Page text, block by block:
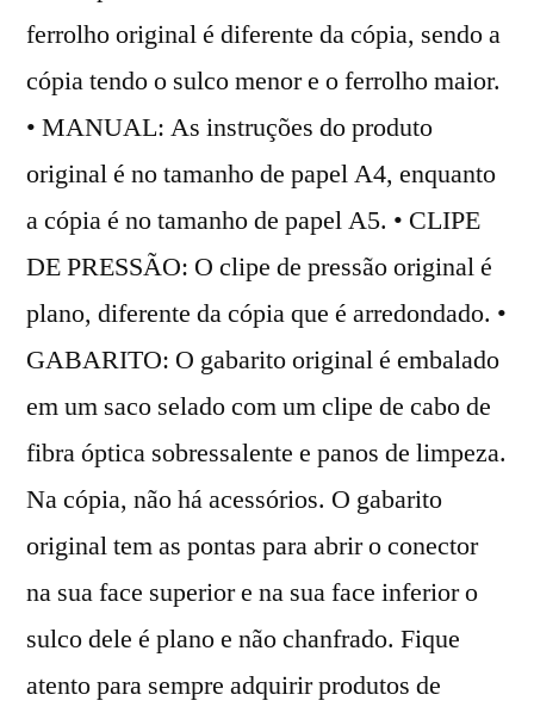
ferrolho original é diferente da cópia, sendo a
cópia tendo o sulco menor e o ferrolho maior.
• MANUAL: As instruções do produto
original é no tamanho de papel A4, enquanto
a cópia é no tamanho de papel A5. • CLIPE
DE PRESSÃO: O clipe de pressão original é
plano, diferente da cópia que é arredondado. •
GABARITO: O gabarito original é embalado
em um saco selado com um clipe de cabo de
fibra óptica sobressalente e panos de limpeza.
Na cópia, não há acessórios. O gabarito
original tem as pontas para abrir o conector
na sua face superior e na sua face inferior o
sulco dele é plano e não chanfrado. Fique
atento para sempre adquirir produtos de